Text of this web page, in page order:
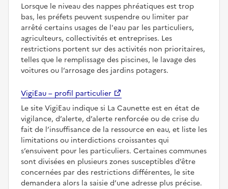
Lorsque le niveau des nappes phréatiques est trop
bas, les préfets peuvent suspendre ou limiter par
arrêté certains usages de l'eau par les particuliers,
agriculteurs, collectivités et entreprises. Les
restrictions portent sur des activités non prioritaires,
telles que le remplissage des piscines, le lavage des
voitures ou l’arrosage des jardins potagers.
VigiEau – profil particulier
Le site VigiEau indique si La Caunette est en état de
vigilance, d’alerte, d’alerte renforcée ou de crise du
fait de l’insuffisance de la ressource en eau, et liste les
limitations ou interdictions croissantes qui
s’ensuivent pour les particuliers. Certaines communes
sont divisées en plusieurs zones susceptibles d’être
concernées par des restrictions différentes, le site
demandera alors la saisie d’une adresse plus précise.